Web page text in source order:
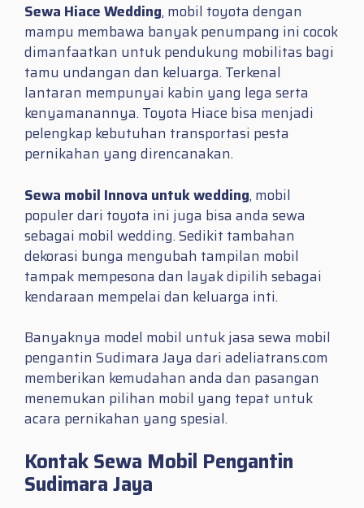
Sewa Hiace Wedding, mobil toyota dengan
mampu membawa banyak penumpang ini cocok
dimanfaatkan untuk pendukung mobilitas bagi
tamu undangan dan keluarga. Terkenal
lantaran mempunyai kabin yang lega serta
kenyamanannya. Toyota Hiace bisa menjadi
pelengkap kebutuhan transportasi pesta
pernikahan yang direncanakan.
Sewa mobil Innova untuk wedding, mobil
populer dari toyota ini juga bisa anda sewa
sebagai mobil wedding. Sedikit tambahan
dekorasi bunga mengubah tampilan mobil
tampak mempesona dan layak dipilih sebagai
kendaraan mempelai dan keluarga inti.
Banyaknya model mobil untuk jasa sewa mobil
pengantin Sudimara Jaya dari adeliatrans.com
memberikan kemudahan anda dan pasangan
menemukan pilihan mobil yang tepat untuk
acara pernikahan yang spesial.
Kontak Sewa Mobil Pengantin
Sudimara Jaya